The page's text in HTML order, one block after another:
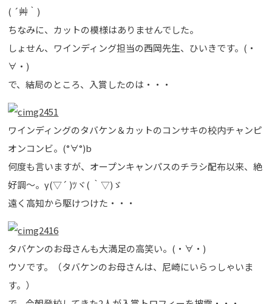
( ´艸｀)
ちなみに、カットの模様はありませんでした。
しょせん、ワインディング担当の西岡先生、ひいきです。(・
∀・)
で、結局のところ、入賞したのは・・・
ワインディングのタバケン＆カットのコンサキの校内チャンピ
オンコンビ。(°∀°)b
何度も言いますが、オープンキャンパスのチラシ配布以来、絶
好調～。γ(▽´ )ﾂヾ( ｀▽)ゞ
遠く高知から駆けつけた・・・
タバケンのお母さんも大満足の高笑い。(・∀・)
ウソです。（タバケンのお母さんは、尼崎にいらっしゃいま
す。）